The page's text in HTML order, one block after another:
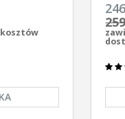
7900 7,9
kosztów
9/